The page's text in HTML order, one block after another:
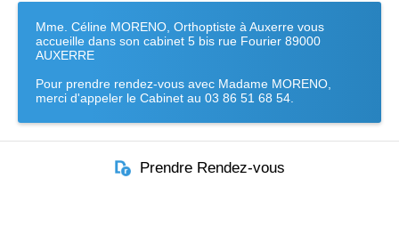
Mme. Céline MORENO, Orthoptiste à Auxerre vous
accueille dans son cabinet 5 bis rue Fourier 89000
AUXERRE
Pour prendre rendez-vous avec Madame MORENO,
merci d'appeler le Cabinet au 03 86 51 68 54.
Prendre Rendez-vous